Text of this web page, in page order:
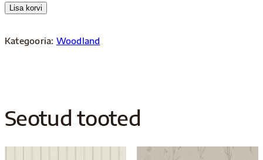
4703
Lisa korvi
Kategooria: Woodland
Seotud tooted